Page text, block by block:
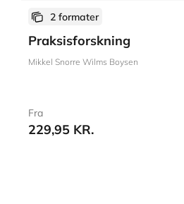
2 formater
Praksisforskning
Mikkel Snorre Wilms Boysen
Fra
229,95 KR.